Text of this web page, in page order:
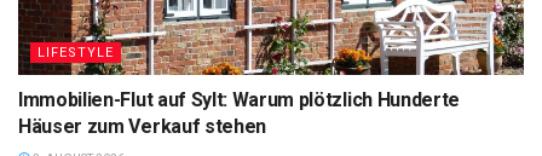
LIFESTYLE
Immobilien-Flut auf Sylt: Warum plötzlich Hunderte
Häuser zum Verkauf stehen